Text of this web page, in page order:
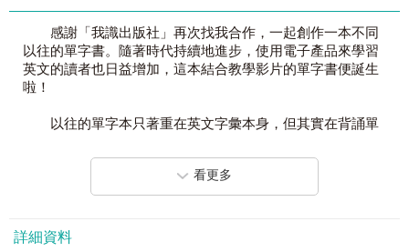
沒看過這本書，你還敢上考場嗎？
史上最強的全民英檢中級單字＋文法！本書提供2大史上最
強、3大品質保證，一本就掌握全民英檢中級考試！
2大史上最強
Best 1必考單字搭配延伸補充，一次搞定
全民英檢中級考
完整內容：單字補充和文法重點，內容全面，初試複試都適
證！
O∣obedient ～ overcome
P∣participant ～ pursuit
Q∣qualification ～ qualify
R∣racial ～ ridiculous
S∣sanction ～ suspension
T∣tough ～ typically
U∣unable ～ useless
A∣abandon ～ awkward
感謝「我識出版社」再次找我合作，一起創作一本不同
以往的單字書。隨著時代持續地進步，使用電子產品來學習
英文的讀者也日益增加，這本結合教學影片的單字書便誕生
啦！
以往的單字本只著重在英文字彙本身，但其實在背誦單
全民英檢必備的單字意思、相似字的字辨和延伸字學習外，
更重要的是，每個字彙都一一附上例句用法，並隨機補充該
例句的文法重點，再結合我和「Youtor App」合作拍攝的文法
看更多
詳細資料